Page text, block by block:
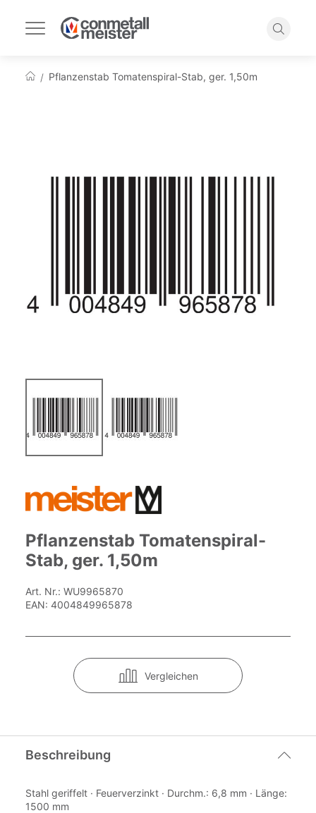
Navigation
umschalten
Suche
StartseitePflanzenstab Tomatenspiral-Stab, ger. 1,50m
der
Bildgalerie
Pflanzenstab Tomatenspiral-
Stab, ger. 1,50m
Art. Nr.: WU9965870
EAN: 4004849965878
Vergleichen
Beschreibung
Stahl geriffelt · Feuerverzinkt · Durchm.: 6,8 mm · Länge:
1500 mm